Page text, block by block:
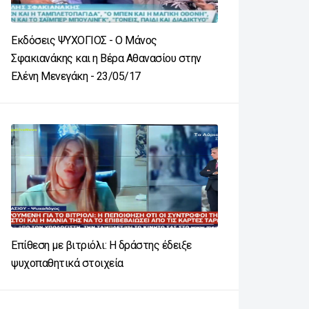
Εκδόσεις ΨΥΧΟΓΙΟΣ - Ο Μάνος
Σφακιανάκης και η Βέρα Αθανασίου στην
Ελένη Μενεγάκη - 23/05/17
Επίθεση με βιτριόλι: Η δράστης έδειξε
ψυχοπαθητικά στοιχεία